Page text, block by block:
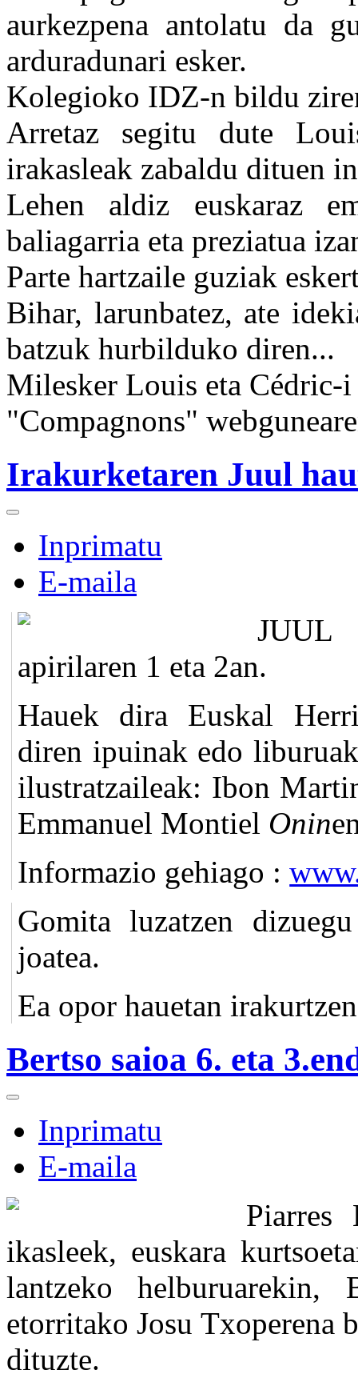
aurkezpena antolatu da
arduradunari esker.
Kolegioko IDZ-n bildu
Arretaz segitu dute
irakasleak zabaldu dituen
Lehen aldiz euskaraz
baliagarria eta preziatua
Parte hartzaile guziak
Bihar, larunbatez, ate
batzuk hurbilduko diren...
Milesker Louis eta Cédric-
"Compagnons"
Irakurketaren Juul
Inprimatu
E-maila
JUUL
apirilaren 1 eta 2an.
Hauek dira Euskal
diren ipuinak edo
ilustratzaileak: Ibon
Emmanuel Montiel Onin
Informazio gehiago :
Gomita luzatzen
joatea.
Ea opor hauetan
Bertso saioa 6. eta
Inprimatu
E-maila
Piarres
ikasleek, euskara
lantzeko helburuarekin,
etorritako Josu Txoperena
dituzte.